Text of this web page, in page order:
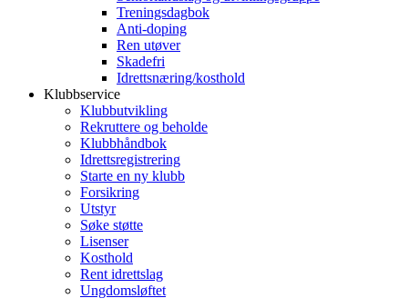
Treningsdagbok
Anti-doping
Ren utøver
Skadefri
Idrettsnæring/kosthold
Klubbservice
Klubbutvikling
Rekruttere og beholde
Klubbhåndbok
Idrettsregistrering
Starte en ny klubb
Forsikring
Utstyr
Søke støtte
Lisenser
Kosthold
Rent idrettslag
Ungdomsløftet